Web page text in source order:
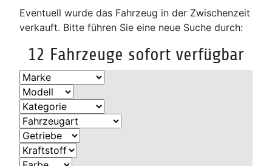
Eventuell wurde das Fahrzeug in der Zwischenzeit
verkauft. Bitte führen Sie eine neue Suche durch:
12 Fahrzeuge sofort verfügbar